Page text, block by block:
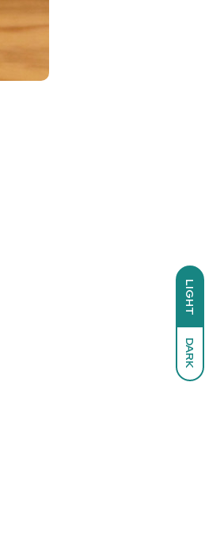
LIGHT
DARK